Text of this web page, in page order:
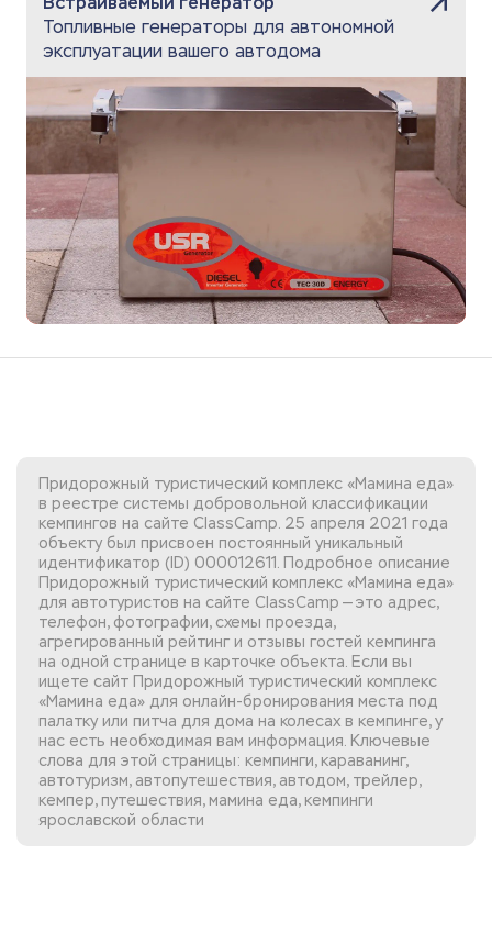
Топливные генераторы для автономной
эксплуатации вашего автодома
Придорожный туристический комплекс «Мамина еда»
в реестре системы добровольной классификации
кемпингов на сайте ClassCamp. 25 апреля 2021 года
объекту был присвоен постоянный уникальный
идентификатор (ID) 000012611. Подробное описание
Придорожный туристический комплекс «Мамина еда»
для автотуристов на сайте ClassCamp — это адрес,
телефон, фотографии, схемы проезда,
агрегированный рейтинг и отзывы гостей кемпинга
на одной странице в карточке объекта. Если вы
ищете сайт Придорожный туристический комплекс
«Мамина еда» для онлайн-бронирования места под
палатку или питча для дома на колесах в кемпинге, у
нас есть необходимая вам информация. Ключевые
слова для этой страницы: кемпинги, караванинг,
автотуризм, автопутешествия, автодом, трейлер,
кемпер, путешествия, мамина еда, кемпинги
ярославской области